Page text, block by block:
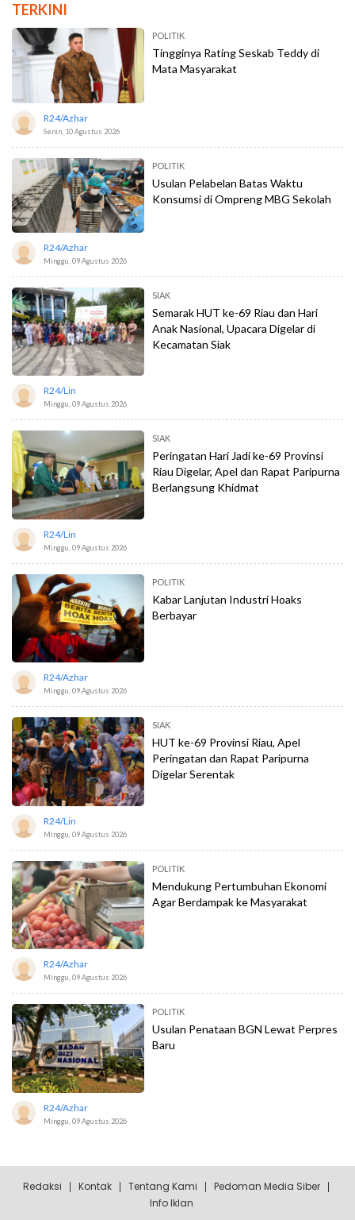
TERKINI
POLITIK
Tingginya Rating Seskab Teddy di
Mata Masyarakat
R24/azhar
Senin, 10 Agustus 2026
POLITIK
Usulan Pelabelan Batas Waktu
Konsumsi di Ompreng MBG Sekolah
R24/azhar
Minggu, 09 Agustus 2026
SIAK
Semarak HUT ke-69 Riau dan Hari
Anak Nasional, Upacara Digelar di
Kecamatan Siak
R24/lin
Minggu, 09 Agustus 2026
SIAK
Peringatan Hari Jadi ke-69 Provinsi
Riau Digelar, Apel dan Rapat Paripurna
Berlangsung Khidmat
R24/lin
Minggu, 09 Agustus 2026
POLITIK
Kabar Lanjutan Industri Hoaks
Berbayar
R24/azhar
Minggu, 09 Agustus 2026
SIAK
HUT ke-69 Provinsi Riau, Apel
Peringatan dan Rapat Paripurna
Digelar Serentak
R24/lin
Minggu, 09 Agustus 2026
POLITIK
Mendukung Pertumbuhan Ekonomi
Agar Berdampak ke Masyarakat
R24/azhar
Minggu, 09 Agustus 2026
POLITIK
Usulan Penataan BGN Lewat Perpres
Baru
R24/azhar
Minggu, 09 Agustus 2026
Redaksi Kontak Tentang Kami
Pedoman Media Siber
Info Iklan